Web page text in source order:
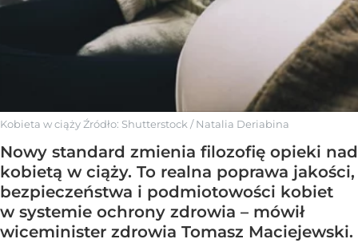
Kobieta w ciążyŹródło: Shutterstock/Natalia Deriabina
Nowy standard zmienia filozofię opieki nad
kobietą w ciąży. To realna poprawa jakości,
bezpieczeństwa i podmiotowości kobiet
w systemie ochrony zdrowia – mówił
wiceminister zdrowia Tomasz Maciejewski.